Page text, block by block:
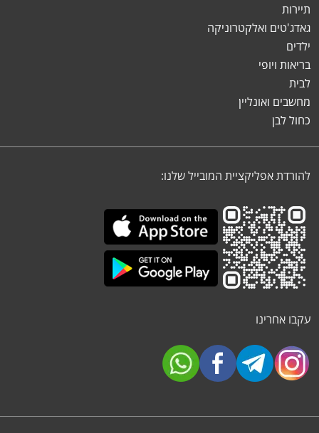
תיירות
גאדג'טים ואלקטרוניקה
ילדים
בריאות ויופי
לבית
מחשבים ואונליין
כחול לבן
להורדת אפליקציית המובייל שלנו:
עקבו אחרינו